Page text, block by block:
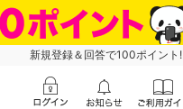
新規登録＆回答で100ポイント!